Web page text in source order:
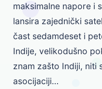
maksimalne napore i
lansira zajednički
čast sedamdeset i
Indije, velikodušno
znam zašto Indiji, niti
asocijaciji…